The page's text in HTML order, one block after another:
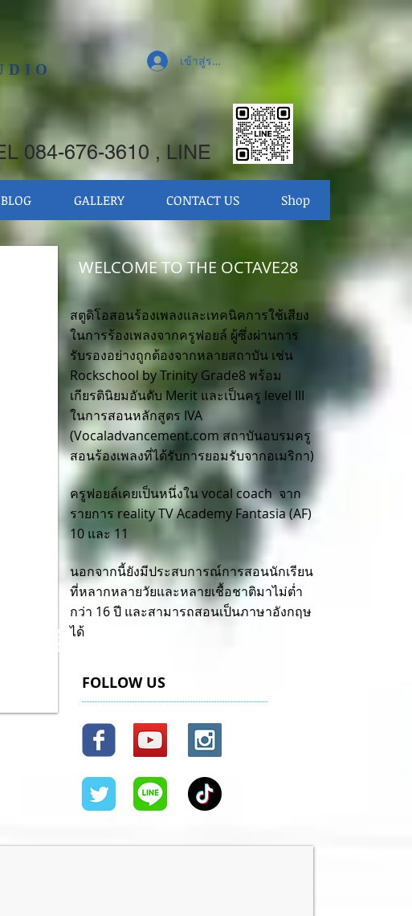
084-676-3610 , LINE
เข้าสู่ระบบ
WELCOME TO THE OCTAVE28
สตูดิโอสอนร้องเพลงและเทคนิคการใช้เสียง
ในการร้องเพลงจากครูฟอยล์ ผู้ซึ่งผ่านการ
รับรองอย่างถูกต้องจากหลายสถาบัน เช่น
Rockschool by Trinity Grade8 พร้อม
เกียรตินิยมอันดับ Merit และเป็นครู level III
ในการสอนหลักสูตร IVA
(Vocaladvancement.com สถาบันอบรมครู
สอนร้องเพลงที่ได้รับการยอมรับจากอเมริกา)
ครูฟอยล์เคยเป็นหนึ่งใน vocal coach จาก
รายการ reality TV Academy Fantasia (AF)
10 และ 11
นอกจากนี้ยังมีประสบการณ์การสอนนักเรียน
ที่หลากหลายวัยและหลายเชื้อชาติมาไม่ตํ่า
กว่า 16 ปี และสามารถสอนเป็นภาษาอังกฤษ
ได้
FOLLOW US
BLOG GALLERY CONTACT US Shop